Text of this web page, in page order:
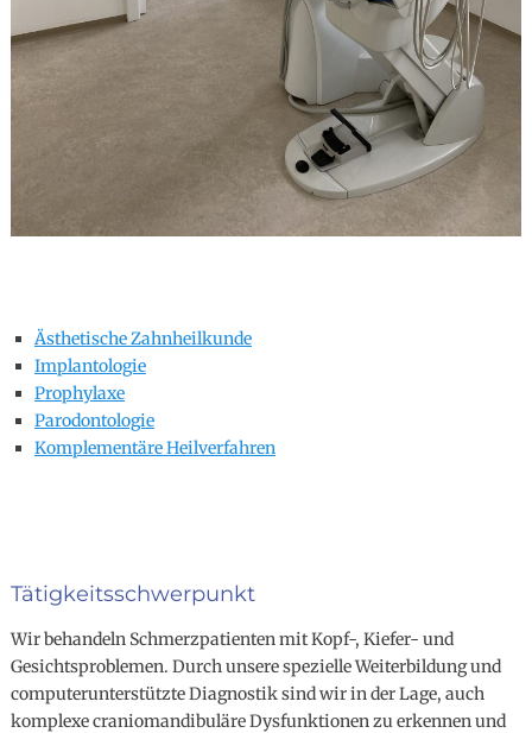
Ästhetische Zahnheilkunde
Implantologie
Prophylaxe
Parodontologie
Komplementäre Heilverfahren
Tätigkeitsschwerpunkt
Wir behandeln Schmerzpatienten mit Kopf-, Kiefer- und
Gesichtsproblemen. Durch unsere spezielle Weiterbildung und
computerunterstützte Diagnostik sind wir in der Lage, auch
komplexe craniomandibuläre Dysfunktionen zu erkennen und